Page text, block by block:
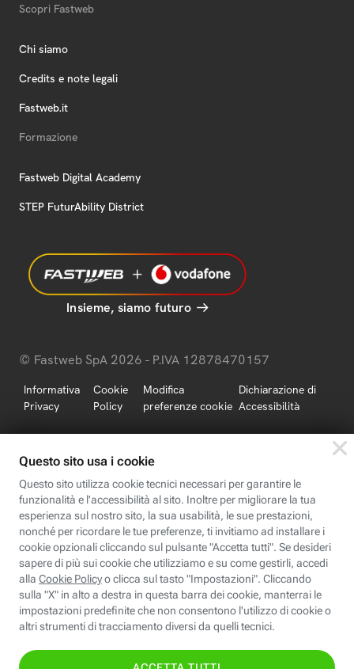
Scopri Fastweb
Chi siamo
Credits e note legali
Fastweb.it
Formazione
Fastweb Digital Academy
STEP FuturAbility District
Insieme, siamo futuro
© Fastweb SpA 2026 - P.IVA 12878470157
Informativa
Privacy
Cookie
Policy
Modifica
preferenze cookie
Dichiarazione di
Accessibilità